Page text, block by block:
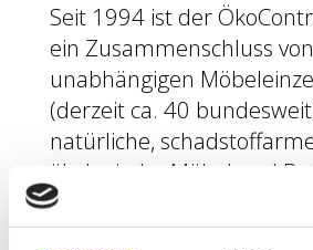
Seit 1994 ist der
ein Zusammenschluss von
unabhängigen
(derzeit ca. 40
natürliche,
ökologische Möbel und
verkaufen. Als
haben wir mitgestalten